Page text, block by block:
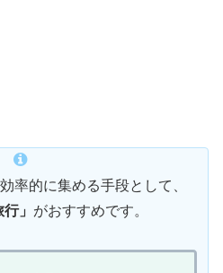
率的に集める手段として、
」 がおすすめです。